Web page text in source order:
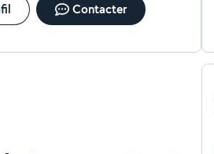
Contacter